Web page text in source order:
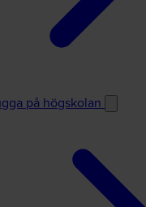
på högskolan